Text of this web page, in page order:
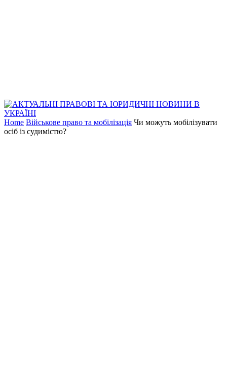
Home Військове право та мобілізація Чи можуть мобілізувати
осіб із судимістю?